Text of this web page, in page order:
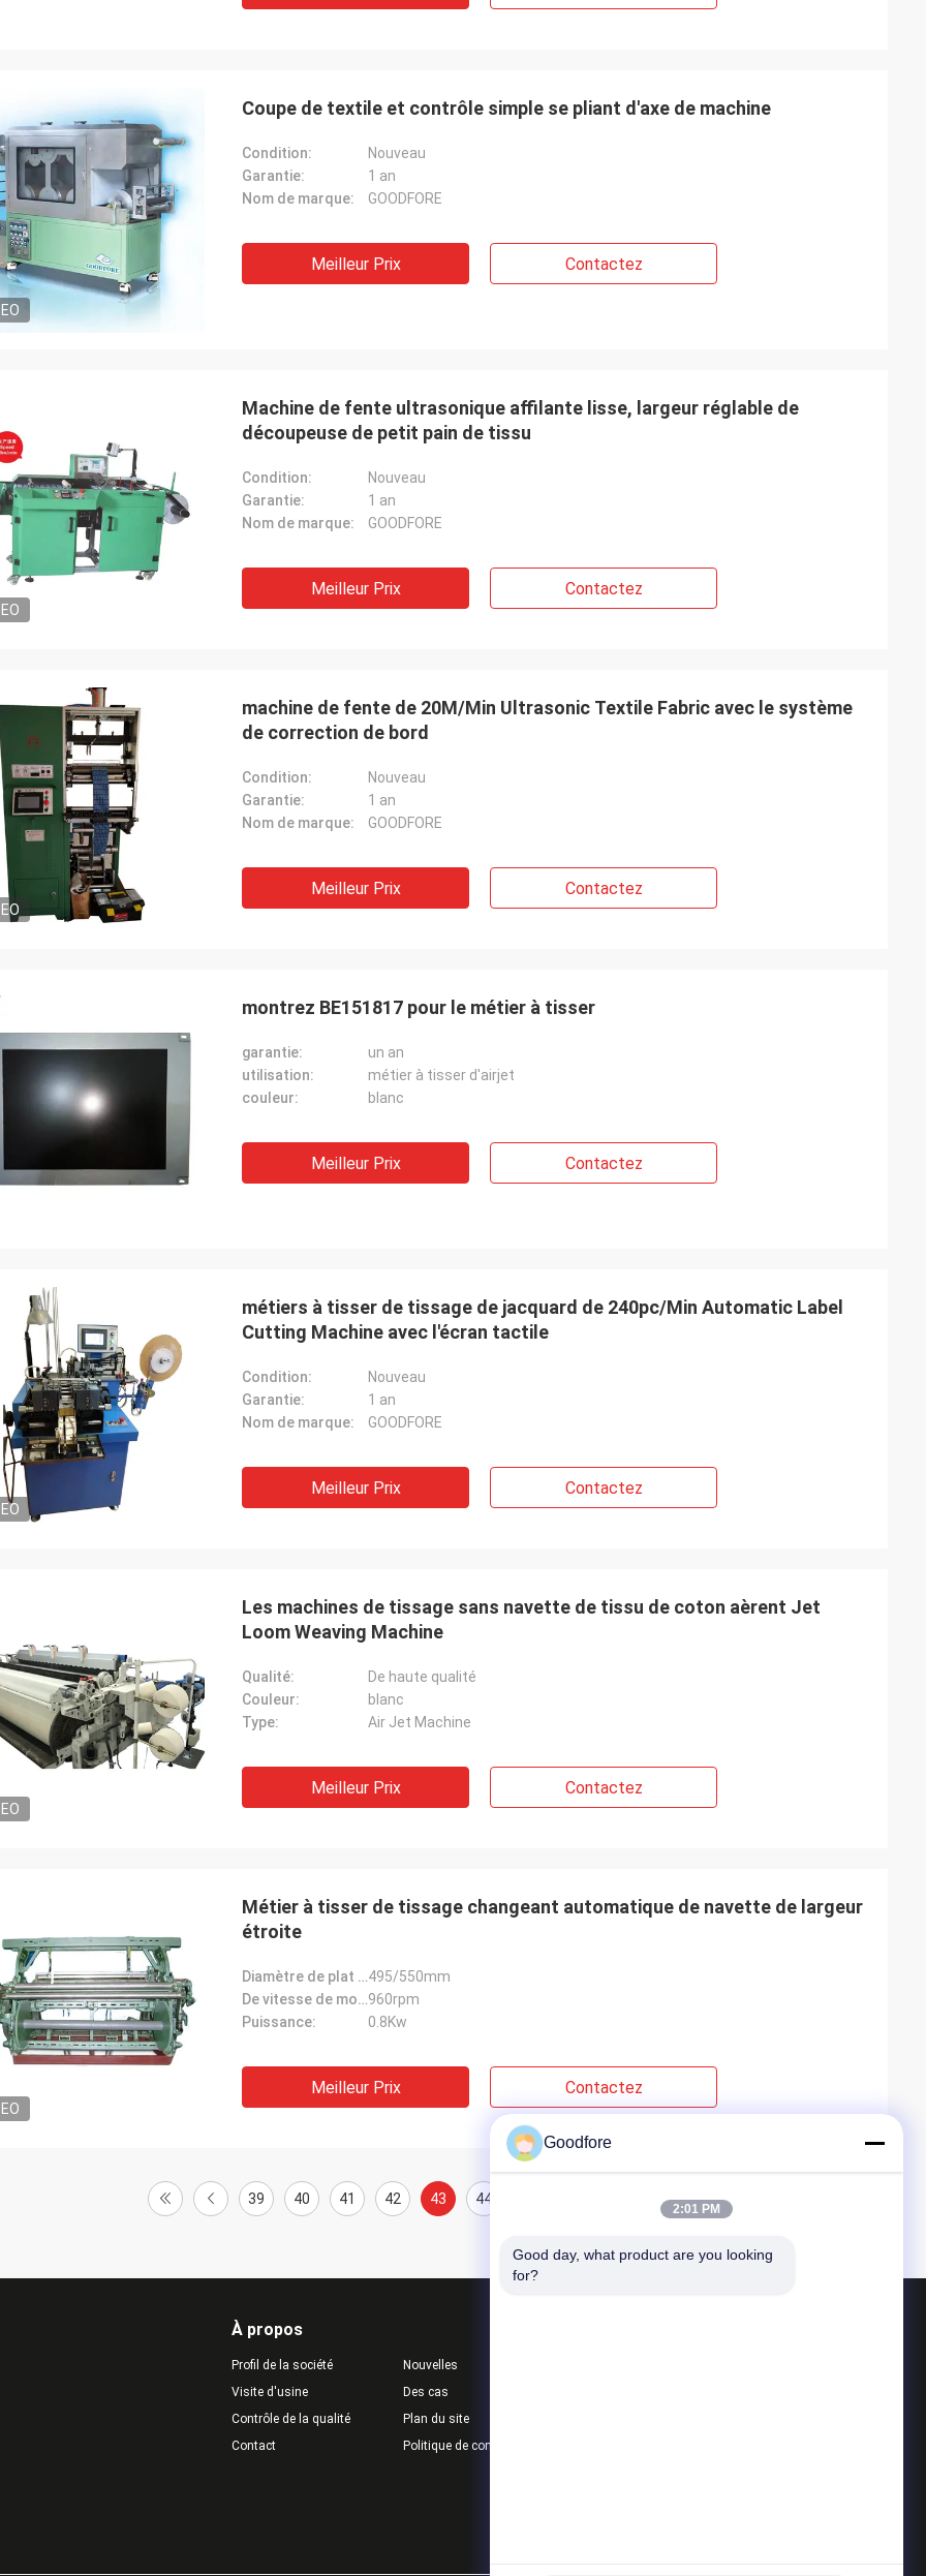
de la machine de jacquard est
et a été recommandée aux
Alger
Le produit est très bon et la qualité est
très bonne. Je la rachèterai.
Coupe de textile et contrôle simple se pliant d'axe de machine
Condition:
Nouveau
Garantie:
1 an
Nom de marque:
GOODFORE
Meilleur Prix Contactez
Machine de fente ultrasonique affilante lisse, largeur réglable de
découpeuse de petit pain de tissu
Condition:
Nouveau
Garantie:
1 an
Nom de marque:
GOODFORE
Meilleur Prix Contactez
machine de fente de 20M/Min Ultrasonic Textile Fabric avec le système
de correction de bord
Condition:
Nouveau
Garantie:
1 an
Nom de marque:
GOODFORE
Meilleur Prix Contactez
montrez BE151817 pour le métier à tisser
garantie:
un an
utilisation:
métier à tisser d'airjet
couleur:
blanc
Meilleur Prix Contactez
métiers à tisser de tissage de jacquard de 240pc/Min Automatic Label
Cutting Machine avec l'écran tactile
Condition:
Nouveau
Garantie:
1 an
Nom de marque:
GOODFORE
Meilleur Prix Contactez
Les machines de tissage sans navette de tissu de coton aèrent Jet
Loom Weaving Machine
Qualité:
De haute qualité
Couleur:
blanc
Type:
Air Jet Machine
Meilleur Prix Contactez
Métier à tisser de tissage changeant automatique de navette de largeur
étroite
Diamètre de plat de disque:495/550mm
De vitesse de moteur:960rpm
Puissance:
0.8Kw
Meilleur Prix Contactez
39 40 41 42 43 44
À propos
Profil de la société
Visite d'usine
Contrôle de la qualité
Contact
Nouvelles
Des cas
Plan du site
Politique de confidentialité
Goodfore
2:01 PM
Good day, what product are you looking
for?